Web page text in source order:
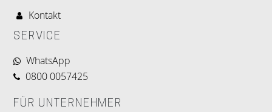
Kontakt
SERVICE
WhatsApp
0800 0057425
FÜR UNTERNEHMER